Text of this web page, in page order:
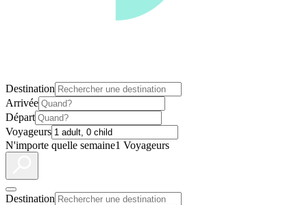
Destination
Arrivée
Départ
Voyageurs
N'importe quelle semaine1 Voyageurs
Destination